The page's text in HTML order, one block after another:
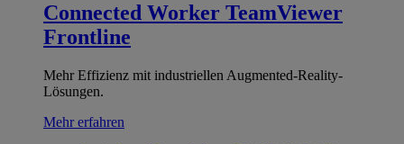
Connected Worker TeamViewer
Frontline
Mehr Effizienz mit industriellen Augmented-Reality-
Lösungen.
Mehr erfahren